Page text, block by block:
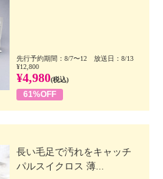
先行予約期間：8/7〜12 放送日：8/13
¥12,800
¥4,980(税込)
61%OFF
長い毛足で汚れをキャッチ
パルスイクロス 薄...